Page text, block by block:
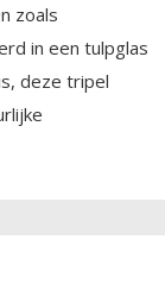
zoals
in een tulpglas
deze tripel